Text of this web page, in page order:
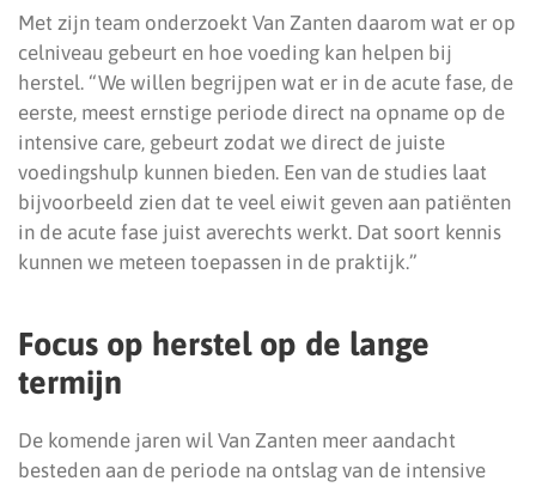
Met zijn team onderzoekt Van Zanten daarom wat er op
celniveau gebeurt en hoe voeding kan helpen bij
herstel. “We willen begrijpen wat er in de acute fase, de
eerste, meest ernstige periode direct na opname op de
intensive care, gebeurt zodat we direct de juiste
voedingshulp kunnen bieden. Een van de studies laat
bijvoorbeeld zien dat te veel eiwit geven aan patiënten
in de acute fase juist averechts werkt. Dat soort kennis
kunnen we meteen toepassen in de praktijk.”
Focus op herstel op de lange
termijn
De komende jaren wil Van Zanten meer aandacht
besteden aan de periode na ontslag van de intensive